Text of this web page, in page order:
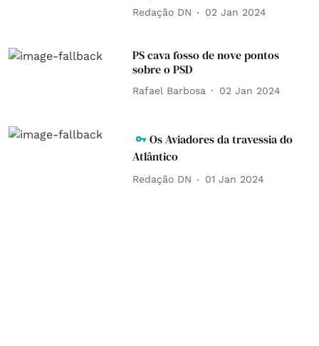
Redação DN 02 Jan 2024
PS cava fosso de nove pontos
sobre o PSD
Rafael Barbosa 02 Jan 2024
Os Aviadores da travessia do
Atlântico
Redação DN 01 Jan 2024